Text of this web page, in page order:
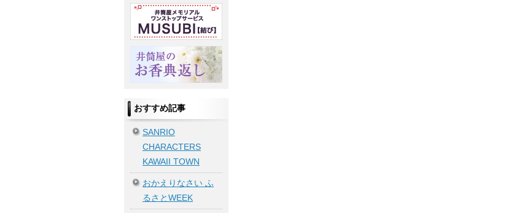
おすすめ記事
SANRIO
CHARACTERS
KAWAII TOWN
おかえりなさい ふ
るさとWEEK